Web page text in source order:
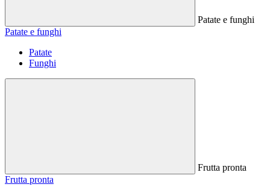
Patate e funghi
Patate e funghi
Patate
Funghi
Frutta pronta
Frutta pronta